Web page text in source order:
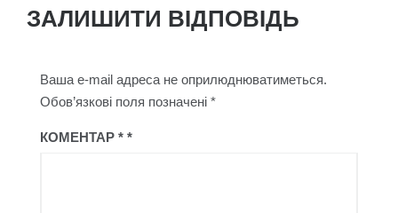
ЗАЛИШИТИ ВІДПОВІДЬ
Ваша e-mail адреса не оприлюднюватиметься.
Обов’язкові поля позначені *
КОМЕНТАР *